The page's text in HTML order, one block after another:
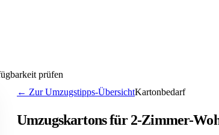
prüfen
← Zur Umzugstipps-ÜbersichtKartonbedarf
Umzugskartons für 2-Zimmer-